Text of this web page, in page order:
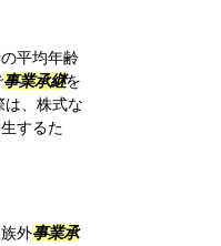
平均年齢
事業承継を
は、株式な
するた
外事業承